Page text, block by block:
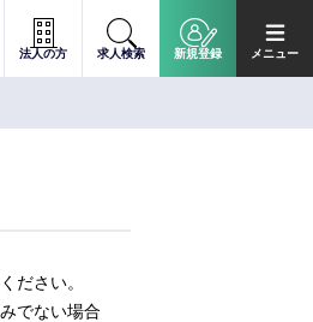
法人の方 求人検索 新規登録 メニュー
ださい。
でない場合